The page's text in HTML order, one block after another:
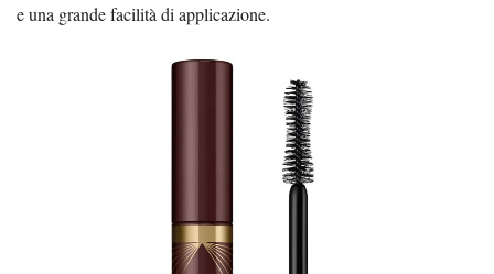
e una grande facilità di applicazione.